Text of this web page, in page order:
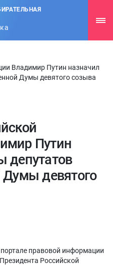
Владимир Путин назначил
Думы девятого созыва
Путин
депутатов
Думы девятого
правовой информации
Российской